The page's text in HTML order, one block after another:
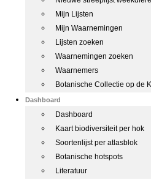
Mijn Lijsten
Mijn Waarnemingen
Lijsten zoeken
Waarnemingen zoeken
Waarnemers
Botanische Collectie op de
Dashboard
Dashboard
Kaart biodiversiteit per hok
Soortenlijst per atlasblok
Botanische hotspots
Literatuur